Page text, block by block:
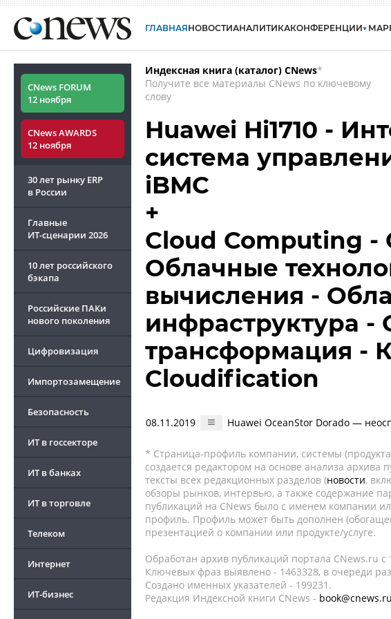
ГЛАВНАЯНОВОСТИАНАЛИТИКАКОНФЕРЕНЦИИ
CNews FORUM
12 ноября
CNews AWARDS
12 ноября
30 лет рынку ERP
в России
Главные
ИТ-сценарии 2026
10 лет российского
бэкапа
Российские ПАКи
нового поколения
Цифровизация
Импортозамещение
Безопасность
ИТ в госсекторе
ИТ в банках
ИТ в торговле
Телеком
Интернет
ИТ-бизнес
Индексная книга (каталог) CNews*
Получите все материалы CNews по ключевому
слову
Huawei Hi1710 -
система
iBMC
+
Cloud Computing -
Облачные
вычисления -
инфраструктура -
трансформация -
Cloudification
08.11.2019 Huawei OceanStor Dorado —
* Страница-профиль компании, системы
создается редактором на основе анализа
тексты всех редакционных разделов (новости,
обзоры рынков, интервью, а также содержание
публикаций на CNews было с именем компании
профиль. Профиль может быть дополнен
презентацией о компании или продукте/услуге.
Обработан архив публикаций портала CNews.ru c
Ключевых фраз выявлено - 1463328, в очереди
Создано именных указателей - 199231.
Редакция Индексной книги CNews - book@cnews.ru